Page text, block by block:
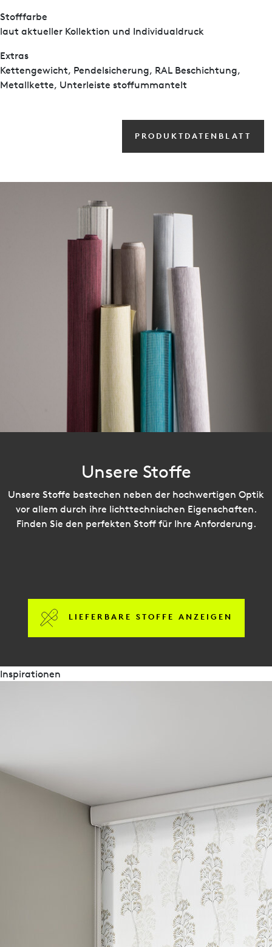
Stofffarbe
laut aktueller Kollektion und Individualdruck
Extras
Kettengewicht, Pendelsicherung, RAL Beschichtung,
Metallkette, Unterleiste stoffummantelt
PRODUKTDATENBLATT
Unsere Stoffe
Unsere Stoffe bestechen neben der hochwertigen Optik
vor allem durch ihre lichttechnischen Eigenschaften.
Finden Sie den perfekten Stoff für Ihre Anforderung.
LIEFERBARE STOFFE ANZEIGEN
Inspirationen
BIM-Daten
Übersicht ViS-Klassifizierung nach DIN EN14501
ViS-Klassifizierung nach DIN EN14501
Schnittzeichnung als DWG
Schnittzeichnung als PDF
Ausschreibungstext